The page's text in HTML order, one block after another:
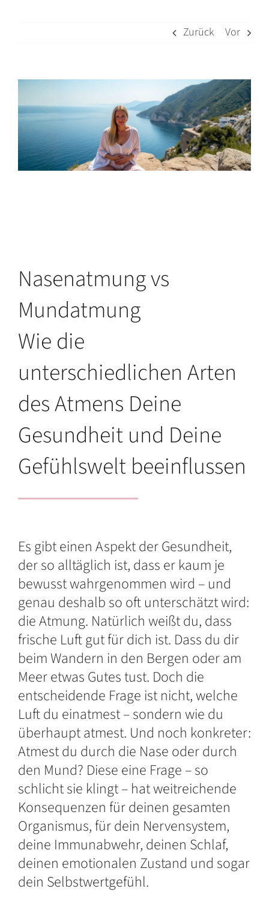
Zurück Vor
Zeige
Bild
Nasenatmung vs
Mundatmung
Wie die
unterschiedlichen Arten
des Atmens Deine
Gesundheit und Deine
Gefühlswelt beeinflussen
Es gibt einen Aspekt der Gesundheit,
der so alltäglich ist, dass er kaum je
bewusst wahrgenommen wird – und
genau deshalb so oft unterschätzt wird:
die Atmung. Natürlich weißt du, dass
frische Luft gut für dich ist. Dass du dir
beim Wandern in den Bergen oder am
Meer etwas Gutes tust. Doch die
entscheidende Frage ist nicht, welche
Luft du einatmest – sondern wie du
überhaupt atmest. Und noch konkreter:
Atmest du durch die Nase oder durch
den Mund? Diese eine Frage – so
schlicht sie klingt – hat weitreichende
Konsequenzen für deinen gesamten
Organismus, für dein Nervensystem,
deine Immunabwehr, deinen Schlaf,
deinen emotionalen Zustand und sogar
dein Selbstwertgefühl.